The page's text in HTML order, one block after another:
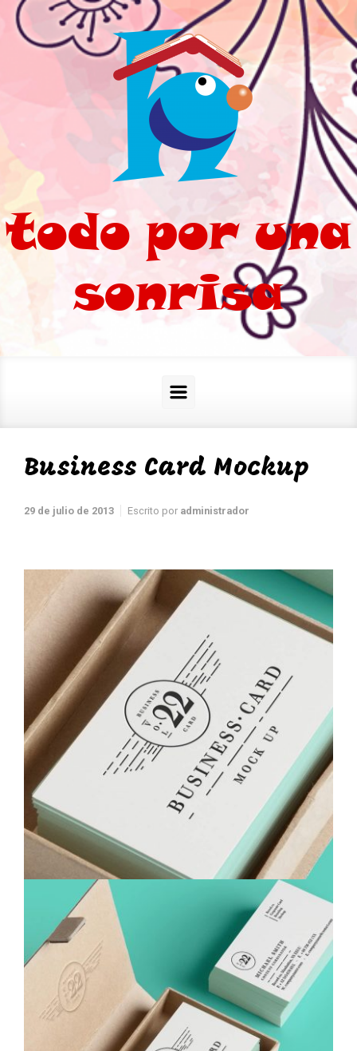
Saltar al contenido principal
todo por una
sonrisa
Business Card Mockup
29 de julio de 2013 Escrito por administrador